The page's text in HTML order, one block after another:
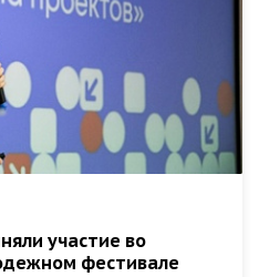
участие во
фестивале